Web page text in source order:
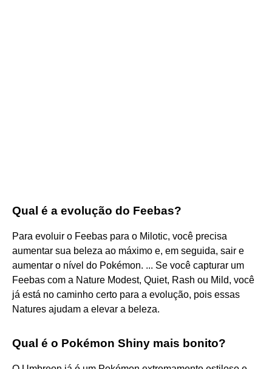
Qual é a evolução do Feebas?
Para evoluir o Feebas para o Milotic, você precisa
aumentar sua beleza ao máximo e, em seguida, sair e
aumentar o nível do Pokémon. ... Se você capturar um
Feebas com a Nature Modest, Quiet, Rash ou Mild, você
já está no caminho certo para a evolução, pois essas
Natures ajudam a elevar a beleza.
Qual é o Pokémon Shiny mais bonito?